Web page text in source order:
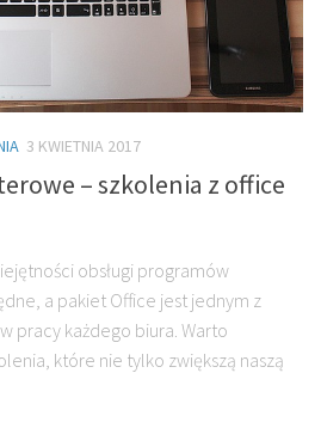
3 KWIETNIA 2017
– szkolenia z office
obsługi programów
a pakiet Office jest jednym z
pracy każdego biura. Warto
które nie tylko zwiększą naszą